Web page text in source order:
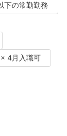
下の常勤勤務
4月入職可